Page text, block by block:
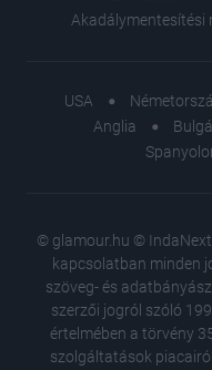
Akadálymentesítési
USA
Anglia
© glamour.hu ©
kapcsolatban minden
szöveg- és
szerzői jogról szóló
értelmében a törvény
szolgáltatások